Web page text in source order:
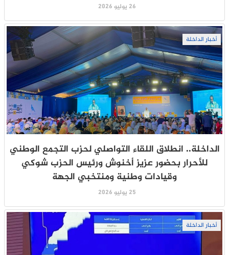
26 يوليو 2026
أخبار الداخلة
الداخلة.. انطلاق اللقاء التواصلي لحزب التجمع الوطني
للأحرار بحضور عزيز أخنوش ورئيس الحزب شوكي
وقيادات وطنية ومنتخبي الجهة
25 يوليو 2026
أخبار الداخلة